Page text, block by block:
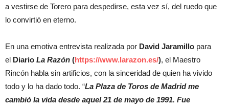
a vestirse de Torero para despedirse, esta vez sí, del ruedo que
lo convirtió en eterno.
En una emotiva entrevista realizada por David Jaramillo para
el Diario La Razón (https://www.larazon.es/), el Maestro
Rincón habla sin artificios, con la sinceridad de quien ha vivido
todo y lo ha dado todo. “La Plaza de Toros de Madrid me
cambió la vida desde aquel 21 de mayo de 1991. Fue